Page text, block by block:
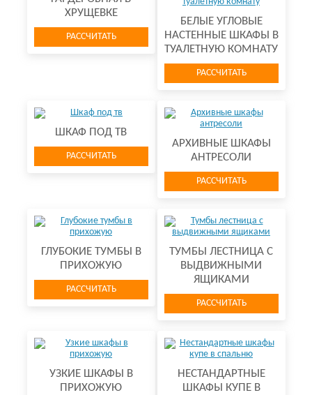
ХРУЩЕВКЕ
РАССЧИТАТЬ
БЕЛЫЕ УГЛОВЫЕ
НАСТЕННЫЕ ШКАФЫ В
ТУАЛЕТНУЮ КОМНАТУ
РАССЧИТАТЬ
ШКАФ ПОД ТВ
РАССЧИТАТЬ
АРХИВНЫЕ ШКАФЫ
АНТРЕСОЛИ
РАССЧИТАТЬ
ГЛУБОКИЕ ТУМБЫ В
ПРИХОЖУЮ
РАССЧИТАТЬ
ТУМБЫ ЛЕСТНИЦА С
ВЫДВИЖНЫМИ
ЯЩИКАМИ
РАССЧИТАТЬ
УЗКИЕ ШКАФЫ В
ПРИХОЖУЮ
НЕСТАНДАРТНЫЕ
ШКАФЫ КУПЕ В